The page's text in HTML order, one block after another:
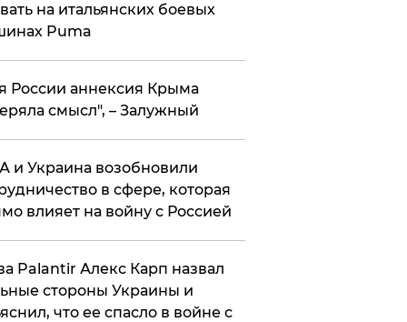
на итальянских боевых
Puma
России аннексия Крыма
смысл", – Залужный
и Украина возобновили
в сфере, которая
влияет на войну с Россией
Palantir Алекс Карп назвал
стороны Украины и
что ее спасло в войне с